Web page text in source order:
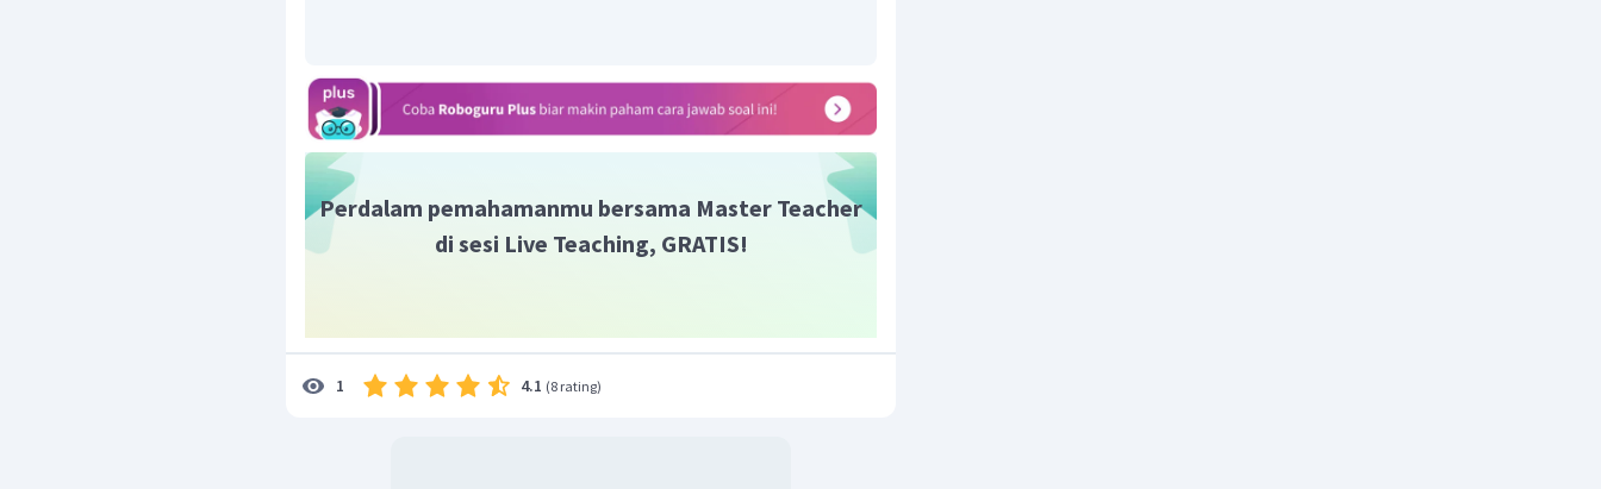
Perdalam pemahamanmu bersama Master Teacher
di sesi Live Teaching, GRATIS!
1 4.1 (8 rating)